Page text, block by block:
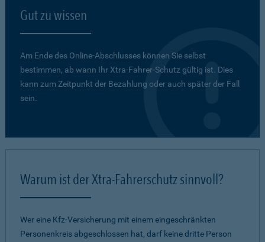
Gut zu wissen
Am Ende des Online-Abschlusses können Sie selbst
bestimmen, ab wann Ihr Xtra-Fahrer-Schutz gültig ist. Dies
kann zum Zeitpunkt der Bezahlung oder auch später der Fall
sein.
Warum ist der Xtra-Fahrerschutz sinnvoll?
Wer eine Kfz-Versicherung mit einem eingeschränkten
Personenkreis abgeschlossen hat, darf keine dritte Person